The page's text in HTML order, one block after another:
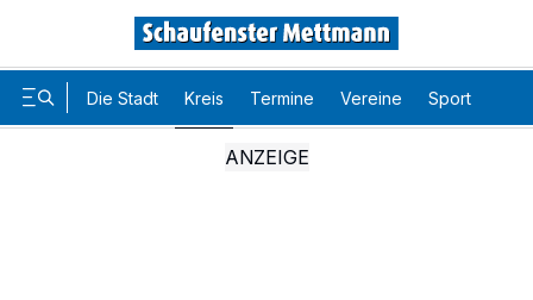
Die Stadt Kreis Termine Vereine Sport